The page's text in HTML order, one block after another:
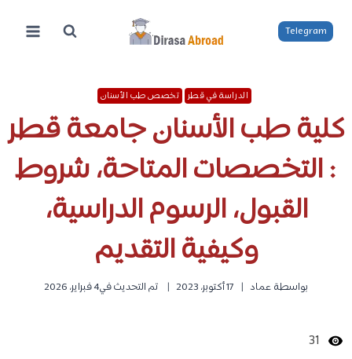
المحتوى
Telegram
الدراسة في قطر تخصص طب الأسنان
كلية طب الأسنان جامعة قطر
: التخصصات المتاحة، شروط
القبول، الرسوم الدراسية،
وكيفية التقديم
بواسطة عماد 17 أكتوبر، 2023 تم التحديث في4 فبراير، 2026
31